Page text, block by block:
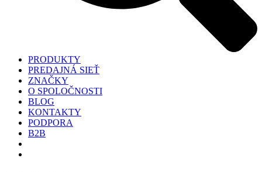
PRODUKTY
PREDAJNÁ SIEŤ
ZNAČKY
O SPOLOČNOSTI
BLOG
KONTAKTY
PODPORA
B2B